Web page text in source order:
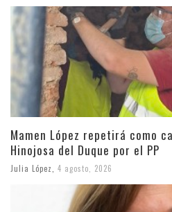
Mamen López repetirá como
Hinojosa del Duque por el PP
Julia López 4 agosto, 2026